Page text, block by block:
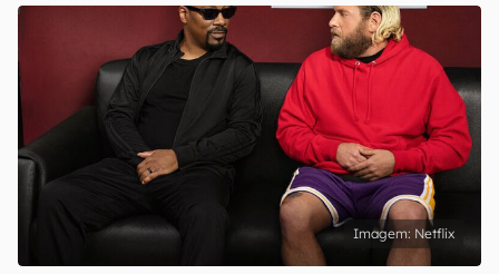
Netflix